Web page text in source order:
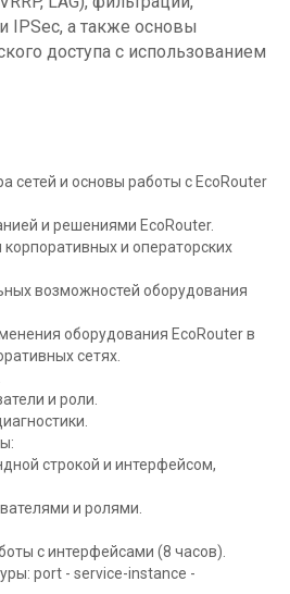
IPSec, а также основы
доступа с использованием
сетей и основы работы с EcoRouter
и решениями EcoRouter.
и операторских
возможностей оборудования
оборудования EcoRouter в
сетях.
и роли.
строкой и интерфейсом,
и ролями.
с интерфейсами (8 часов).
port - service-instance -